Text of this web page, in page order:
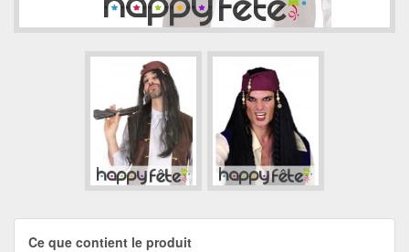
Ce que contient le produit